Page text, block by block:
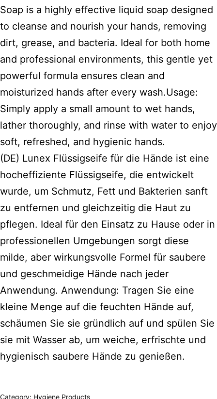
Soap is a highly effective liquid soap designed
to cleanse and nourish your hands, removing
dirt, grease, and bacteria. Ideal for both home
and professional environments, this gentle yet
powerful formula ensures clean and
moisturized hands after every wash.Usage:
Simply apply a small amount to wet hands,
lather thoroughly, and rinse with water to enjoy
soft, refreshed, and hygienic hands.
(DE) Lunex Flüssigseife für die Hände ist eine
hocheffiziente Flüssigseife, die entwickelt
wurde, um Schmutz, Fett und Bakterien sanft
zu entfernen und gleichzeitig die Haut zu
pflegen. Ideal für den Einsatz zu Hause oder in
professionellen Umgebungen sorgt diese
milde, aber wirkungsvolle Formel für saubere
und geschmeidige Hände nach jeder
Anwendung. Anwendung: Tragen Sie eine
kleine Menge auf die feuchten Hände auf,
schäumen Sie sie gründlich auf und spülen Sie
sie mit Wasser ab, um weiche, erfrischte und
hygienisch saubere Hände zu genießen.
Category: Hygiene Products